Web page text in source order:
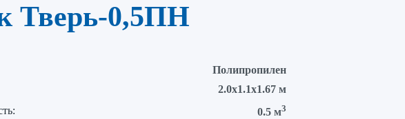
Тверь-0,5ПН
Полипропилен
2.0х1.1х1.67 м
0.5 м3